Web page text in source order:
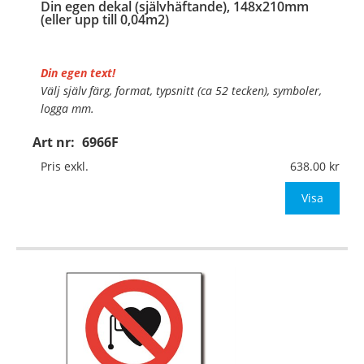
Din egen dekal (självhäftande), 148x210mm
(eller upp till 0,04m2)
Art nr: 6966F
Din egen text!
Välj själv färg, format, typsnitt (ca 52 tecken), symboler,
logga mm.
Material:Självhäftande folie
Mått:148x210mm (eller annat mått upp till 0,04m²)
Pris exkl. 638.00
Visa